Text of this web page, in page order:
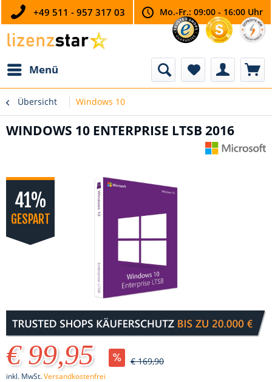
+49 511 - 957 317 03 Mo.-Fr.: 09:00 - 16:00 Uhr
Menü
Übersicht Windows 10
WINDOWS 10 ENTERPRISE LTSB 2016
41%
GESPART
€ 99,95 € 169,90
inkl. MwSt.Versandkostenfrei